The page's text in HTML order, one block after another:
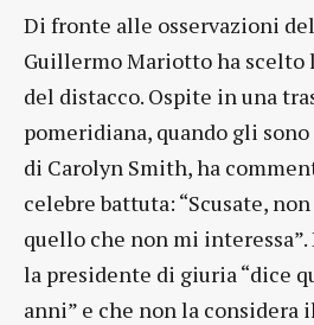
Di fronte alle osservazioni
Guillermo Mariotto ha scelto
del distacco. Ospite in una
pomeridiana, quando gli
di Carolyn Smith, ha
celebre battuta: “Scusate,
quello che non mi
la presidente di giuria “dice
anni” e che non la considera